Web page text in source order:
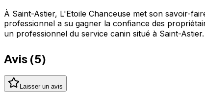
À Saint-Astier, L'Etoile Chanceuse met son savoir-
professionnel a su gagner la confiance des
un professionnel du service canin situé à Saint-Astier.
Avis (5)
Laisser un avis